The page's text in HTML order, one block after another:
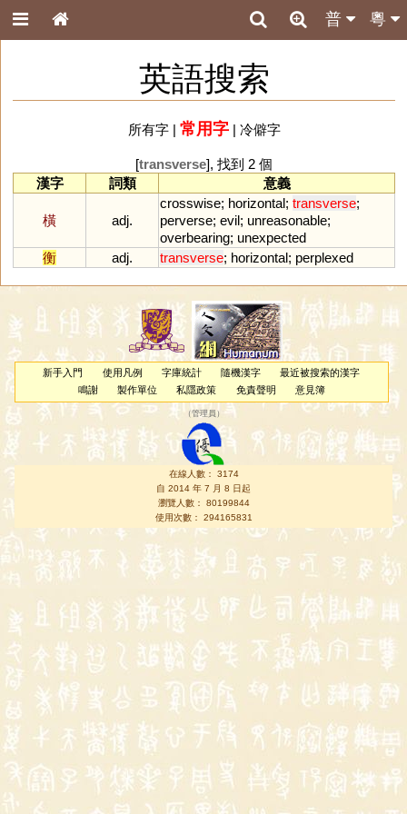
粵
普
英語搜索
所有字| 常用字| 冷僻字
[transverse], 找到 2 個
漢字
詞類 意義
橫 adj.
crosswise; horizontal; transverse;
perverse; evil; unreasonable;
overbearing; unexpected
衡
adj. transverse; horizontal; perplexed
新手入門 使用凡例 字庫統計 隨機漢字
最近被搜索的漢字
鳴謝
製作單位 私隱政策 免責聲明 意見簿
（管理員 ）
在線人數： 3174
自 2014 年 7 月 8 日起
瀏覽人數： 80199844
使用次數： 294165831